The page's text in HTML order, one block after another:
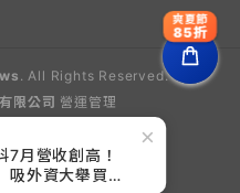
×
7月營收創高！
吸外資大舉買
. All Rights Reserved.
限公司 營運管理
爽夏節
85折